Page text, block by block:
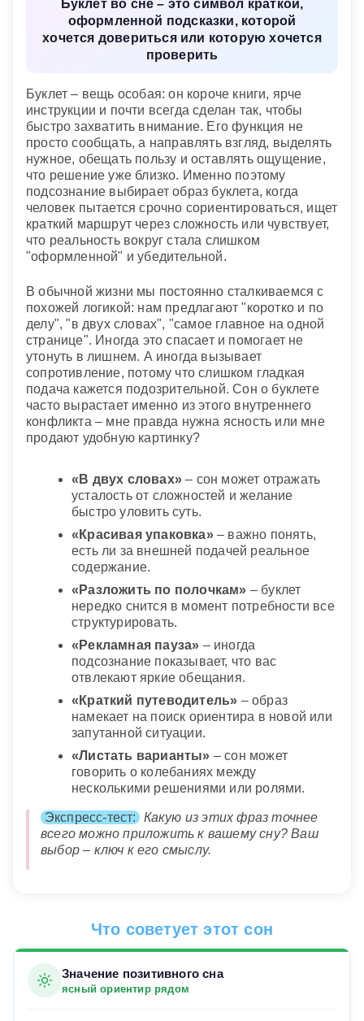
Сонник «Гороскопы 365»
Буклет во сне – это символ краткой,
оформленной подсказки, которой
хочется довериться или которую хочется
проверить
Буклет – вещь особая: он короче книги, ярче
инструкции и почти всегда сделан так, чтобы
быстро захватить внимание. Его функция не
просто сообщать, а направлять взгляд, выделять
нужное, обещать пользу и оставлять ощущение,
что решение уже близко. Именно поэтому
подсознание выбирает образ буклета, когда
человек пытается срочно сориентироваться, ищет
краткий маршрут через сложность или чувствует,
что реальность вокруг стала слишком
"оформленной" и убедительной.
В обычной жизни мы постоянно сталкиваемся с
похожей логикой: нам предлагают "коротко и по
делу", "в двух словах", "самое главное на одной
странице". Иногда это спасает и помогает не
утонуть в лишнем. А иногда вызывает
сопротивление, потому что слишком гладкая
подача кажется подозрительной. Сон о буклете
часто вырастает именно из этого внутреннего
конфликта – мне правда нужна ясность или мне
продают удобную картинку?
«В двух словах» – сон может отражать
усталость от сложностей и желание
быстро уловить суть.
«Красивая упаковка»– важно понять,
есть ли за внешней подачей реальное
содержание.
«Разложить по полочкам» – буклет
нередко снится в момент потребности все
структурировать.
«Рекламная пауза» – иногда
подсознание показывает, что вас
отвлекают яркие обещания.
«Краткий путеводитель» – образ
намекает на поиск ориентира в новой или
запутанной ситуации.
«Листать варианты» – сон может
говорить о колебаниях между
несколькими решениями или ролями.
Экспресс-тест:
Какую из этих фраз точнее
всего можно приложить к вашему сну? Ваш
выбор – ключ к его смыслу.
Что советует этот сон
Значение позитивного сна
ясный ориентир рядом